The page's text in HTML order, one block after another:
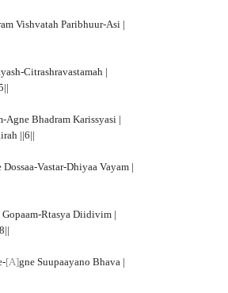
Vishvatah Paribhuur-Asi |
Citrashravastamah |
Agne Bhadram Karissyasi |
||6||
Vastar-Dhiyaa Vayam |
Rtasya Diidivim |
[A]gne Suupaayano Bhava |